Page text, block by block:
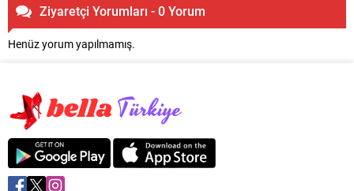
Ziyaretçi Yorumları - 0 Yorum
Henüz yorum yapılmamış.